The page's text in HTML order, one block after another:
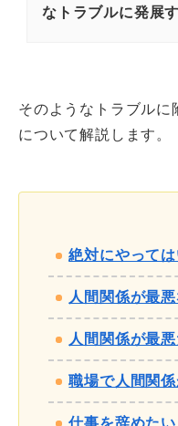
なトラブルに発展
そのようなトラブルに
について解説します。
絶対にやって
人間関係が最
人間関係が最
職場で人間関
仕事を辞めた